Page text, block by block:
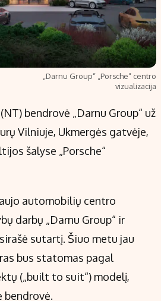
„Darnu Group“ „Porsche“ centro
vizualizacija
bendrovė „Darnu Group“ už
Vilniuje, Ukmergės gatvėje,
šalyse „Porsche“
automobilių centro
darbų „Darnu Group“ ir
sutartį. Šiuo metu jau
bus statomas pagal
(„built to suit“) modelį,
bendrovė.